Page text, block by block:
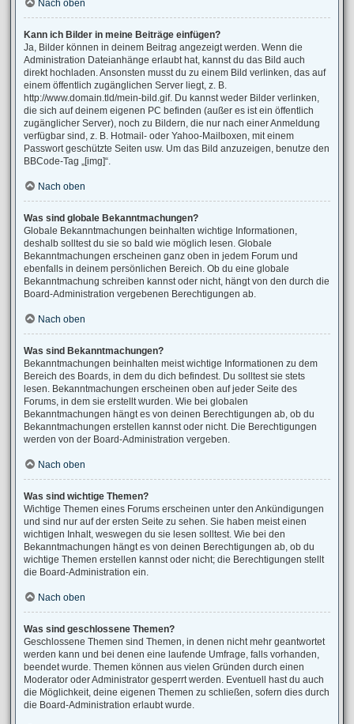
Nach oben
Kann ich Bilder in meine Beiträge einfügen?
Ja, Bilder können in deinem Beitrag angezeigt werden. Wenn die
Administration Dateianhänge erlaubt hat, kannst du das Bild auch
direkt hochladen. Ansonsten musst du zu einem Bild verlinken, das auf
einem öffentlich zugänglichen Server liegt, z. B.
http://www.domain.tld/mein-bild.gif. Du kannst weder Bilder verlinken,
die sich auf deinem eigenen PC befinden (außer es ist ein öffentlich
zugänglicher Server), noch zu Bildern, die nur nach einer Anmeldung
verfügbar sind, z. B. Hotmail- oder Yahoo-Mailboxen, mit einem
Passwort geschützte Seiten usw. Um das Bild anzuzeigen, benutze den
BBCode-Tag „[img]“.
Nach oben
Was sind globale Bekanntmachungen?
Globale Bekanntmachungen beinhalten wichtige Informationen,
deshalb solltest du sie so bald wie möglich lesen. Globale
Bekanntmachungen erscheinen ganz oben in jedem Forum und
ebenfalls in deinem persönlichen Bereich. Ob du eine globale
Bekanntmachung schreiben kannst oder nicht, hängt von den durch die
Board-Administration vergebenen Berechtigungen ab.
Nach oben
Was sind Bekanntmachungen?
Bekanntmachungen beinhalten meist wichtige Informationen zu dem
Bereich des Boards, in dem du dich befindest. Du solltest sie stets
lesen. Bekanntmachungen erscheinen oben auf jeder Seite des
Forums, in dem sie erstellt wurden. Wie bei globalen
Bekanntmachungen hängt es von deinen Berechtigungen ab, ob du
Bekanntmachungen erstellen kannst oder nicht. Die Berechtigungen
werden von der Board-Administration vergeben.
Nach oben
Was sind wichtige Themen?
Wichtige Themen eines Forums erscheinen unter den Ankündigungen
und sind nur auf der ersten Seite zu sehen. Sie haben meist einen
wichtigen Inhalt, weswegen du sie lesen solltest. Wie bei den
Bekanntmachungen hängt es von deinen Berechtigungen ab, ob du
wichtige Themen erstellen kannst oder nicht; die Berechtigungen stellt
die Board-Administration ein.
Nach oben
Was sind geschlossene Themen?
Geschlossene Themen sind Themen, in denen nicht mehr geantwortet
werden kann und bei denen eine laufende Umfrage, falls vorhanden,
beendet wurde. Themen können aus vielen Gründen durch einen
Moderator oder Administrator gesperrt werden. Eventuell hast du auch
die Möglichkeit, deine eigenen Themen zu schließen, sofern dies durch
die Board-Administration erlaubt wurde.